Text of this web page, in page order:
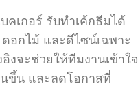
คเกอร์ รับทำเค้กธีมได้
อกไม้ และดีไซน์เฉพาะ
งจะช่วยให้ทีมงานเข้าใจ
ขึ้น และลดโอกาสที่